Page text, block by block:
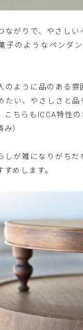
ながりで、やさし
子のようなペンダ
のように品のある
たい、やさしさと
こちらもICCA特性
）
しが雑になりがち
めします。